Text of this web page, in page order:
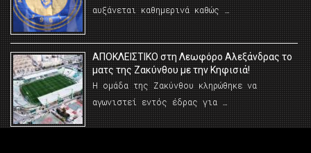
αυξάνεται καθημερινά καθώς …
AΠΟΚΛΕΙΣΤΙΚΟ στη Λεωφόρο Αλεξάνδρας το
ματς της Ζακύνθου με την Κηφισιά!
Η ομάδα της Ζακύνθου κληρώθηκε να
αγωνιστεί εντός έδρας για …